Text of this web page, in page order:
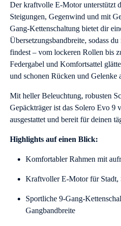
Der kraftvolle E-Motor unterstützt
Steigungen, Gegenwind und mit
Gang-Kettenschaltung bietet dir
Übersetzungsbandbreite, sodass
findest – vom lockeren Rollen bis
Federgabel und Komfortsattel
und schonen Rücken und Gelenke
Mit heller Beleuchtung, robusten
Gepäckträger ist das Solero Evo 9
ausgestattet und bereit für deinen
Highlights auf einen Blick:
Komfortabler Rahmen mit
Kraftvoller E-Motor für Stadt,
Sportliche 9-Gang-
Gangbandbreite